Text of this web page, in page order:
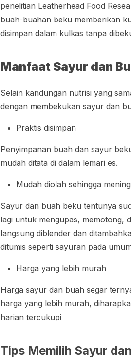
penelitian Leatherhead Food
buah-buahan beku memberikan
disimpan dalam kulkas tanpa
Manfaat Sayur dan
Selain kandungan nutrisi yang
dengan membekukan sayur dan
Praktis disimpan
Penyimpanan buah dan sayur
mudah ditata di dalam lemari es.
Mudah diolah sehingga
Sayur dan buah beku tentunya
lagi untuk mengupas, memotong,
langsung diblender dan
ditumis seperti sayuran pada
Harga yang lebih murah
Harga sayur dan buah segar
harga yang lebih murah,
harian tercukupi
Tips Memilih Sayur